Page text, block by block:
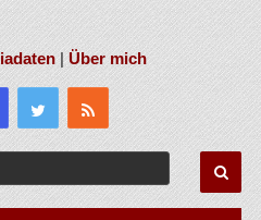
|Über mich